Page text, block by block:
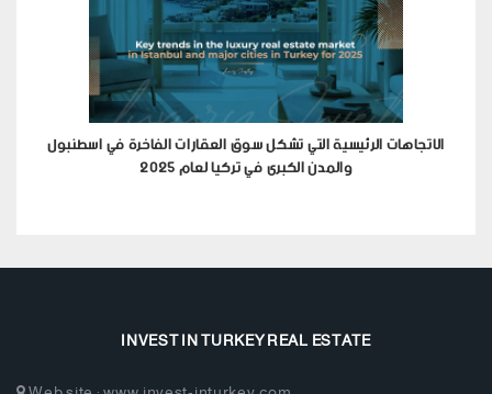
الاتجاهات الرئيسية التي تشكل سوق العقارات الفاخرة في اسطنبول
والمدن الكبرى في تركيا لعام 2025
INVEST IN TURKEY REAL ESTATE